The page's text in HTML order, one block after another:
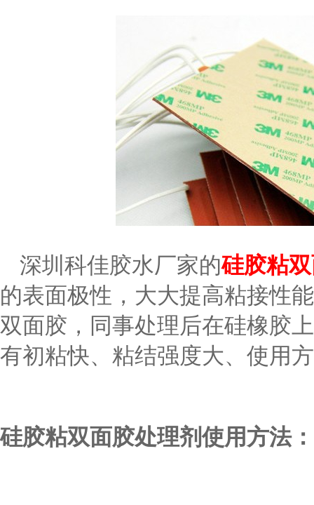
深圳科佳胶水厂家的硅胶粘
的表面极性，大大提高粘接性
双面胶，同事处理后在硅橡胶
有初粘快、粘结强度大、使用
硅胶粘双面胶处理剂使用方法：